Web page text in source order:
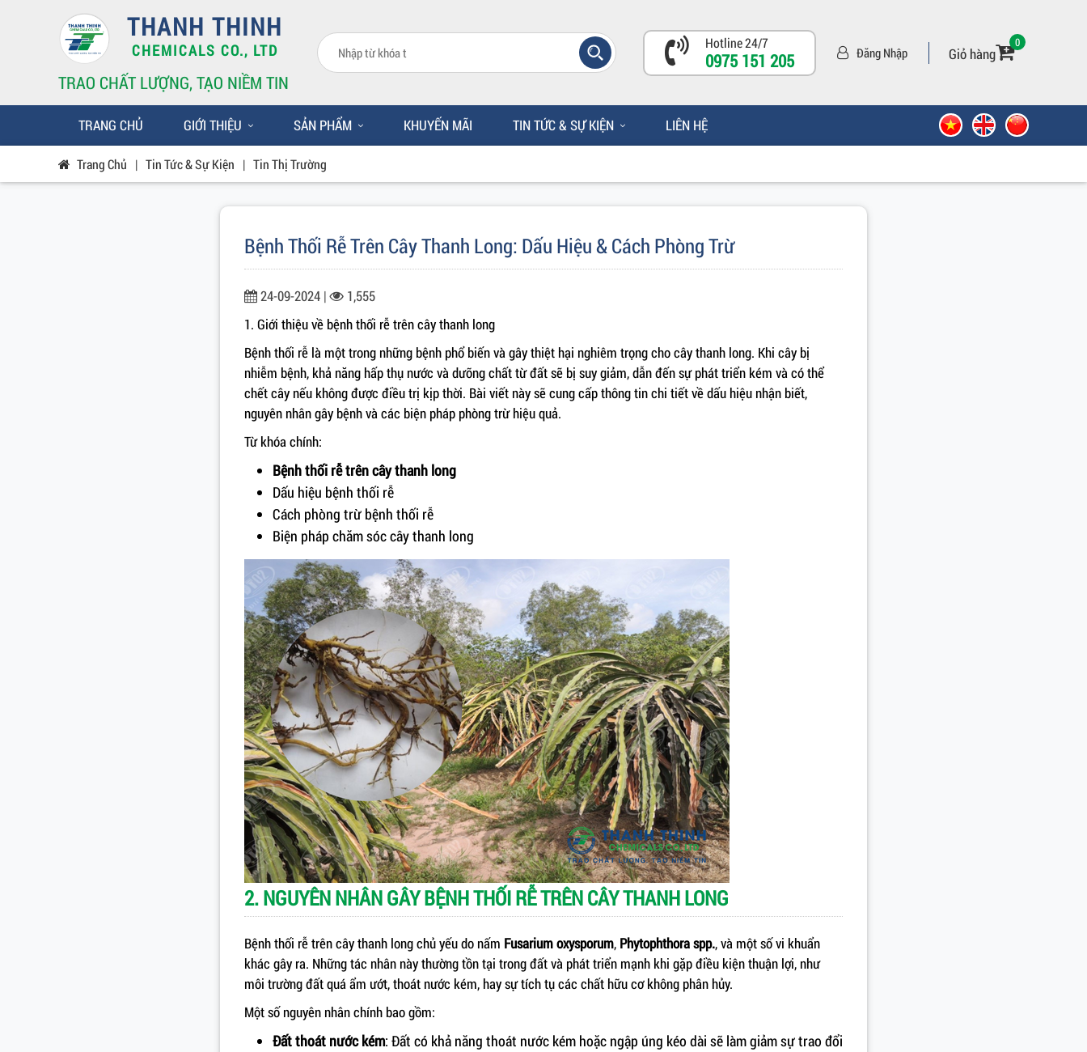
THANH THINH
CHEMICALS CO., LTD
TRAO CHẤT LƯỢNG, TẠO NIỀM TIN
Hotline 24/7
0975 151 205 Đăng Nhập Giỏ hàng
0
TRANG CHỦ GIỚI THIỆU SẢN PHẨM KHUYẾN MÃI TIN TỨC & SỰ KIỆN LIÊN HỆ
Trang Chủ | Tin Tức & Sự Kiện | Tin Thị Trường
Bệnh Thối Rễ Trên Cây Thanh Long: Dấu Hiệu & Cách Phòng Trừ
24-09-2024 |
1,555
1. Giới thiệu về bệnh thối rễ trên cây thanh long
Bệnh thối rễ là một trong những bệnh phổ biến và gây thiệt hại nghiêm trọng cho cây thanh long. Khi cây bị
nhiễm bệnh, khả năng hấp thụ nước và dưỡng chất từ đất sẽ bị suy giảm, dẫn đến sự phát triển kém và có thể
chết cây nếu không được điều trị kịp thời. Bài viết này sẽ cung cấp thông tin chi tiết về dấu hiệu nhận biết,
nguyên nhân gây bệnh và các biện pháp phòng trừ hiệu quả.
Từ khóa chính:
Bệnh thối rễ trên cây thanh long
Dấu hiệu bệnh thối rễ
Cách phòng trừ bệnh thối rễ
Biện pháp chăm sóc cây thanh long
2. NGUYÊN NHÂN GÂY BỆNH THỐI RỄ TRÊN CÂY THANH LONG
Bệnh thối rễ trên cây thanh long chủ yếu do nấm Fusarium oxysporum, Phytophthora spp., và một số vi khuẩn
khác gây ra. Những tác nhân này thường tồn tại trong đất và phát triển mạnh khi gặp điều kiện thuận lợi, như
môi trường đất quá ẩm ướt, thoát nước kém, hay sự tích tụ các chất hữu cơ không phân hủy.
Một số nguyên nhân chính bao gồm:
Đất thoát nước kém: Đất có khả năng thoát nước kém hoặc ngập úng kéo dài sẽ làm giảm sự trao đổi